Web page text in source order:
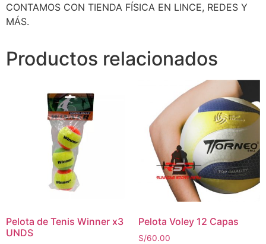
CONTAMOS CON TIENDA FÍSICA EN LINCE, REDES Y
MÁS.
Productos relacionados
Pelota de Tenis Winner x3
UNDS
Pelota Voley 12 Capas
S/60.00